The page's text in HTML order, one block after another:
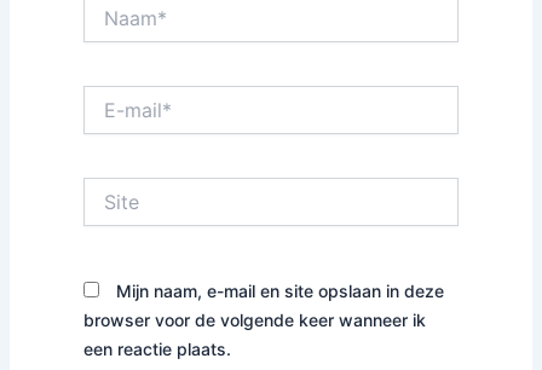
mail*
Mijn naam, e-mail en site opslaan in deze
browser voor de volgende keer wanneer ik
een reactie plaats.